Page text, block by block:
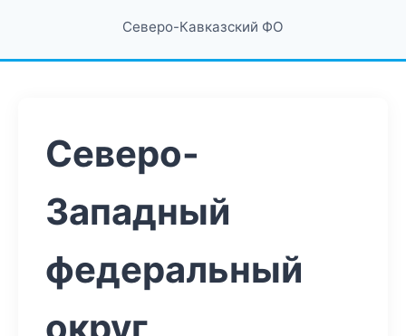
Северо-Кавказский ФО
Северо-
Западный
федеральный